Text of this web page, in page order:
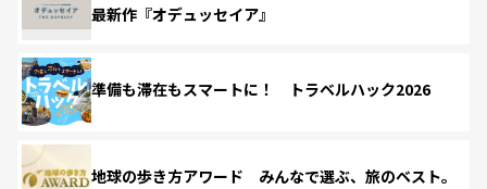
最新作『オデュッセイア』
準備も滞在もスマートに！ トラベルハック2026
地球の歩き方アワード みんなで選ぶ、旅のベスト。